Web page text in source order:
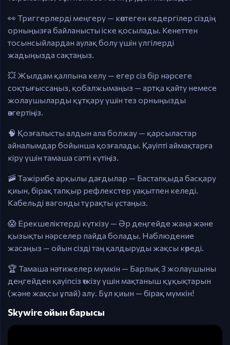
👀 Триггерлерді меңгеру — көптеген кедергілер сіздің
орныңызға байланысты іске қосылады. Кенеттен
тосынсыйлардан аулақ болу үшін үлгілерді
жадыңызда сақтаңыз.
💥 Жылдам қалпына келу — егер сіз бір нәрсеге
соқтығыссаңыз, қобалжымаңыз — артқа қайту немесе
жолаушыларды құтқару үшін тез орныңызды
өзгертіңіз.
🧠 Қозғалысты алдын ала болжау — қарсыластар
айналымдар бойынша қозғалады. Қауіпті аймақтарға
кіру үшін тамаша сәтті күтіңіз.
🚠 Тәжірибе арқылы дағдылар — Бастапқыда басқару
қиын, бірақ тапқыр рефлекстер уақытпен келеді.
Кабельді вагонды тұрақты ұстаңыз.
😱 Ерекшеліктерді күткізу — Әр деңгейде жаңа және
қызықты нәрселер пайда болады. Наблюдение
жасаңыз — ойын сізді таң қалдыруды жақсы көреді.
🏆 Тамаша нәтижелер мүмкін — Барлық 3 жолаушыны
деңгейден қауіпсіз өткізу үшін мақтаныш құқықтарын
(және жақсы ұпай) алу. Бұл қиын — бірақ мүмкін!
Skywire ойын барысы